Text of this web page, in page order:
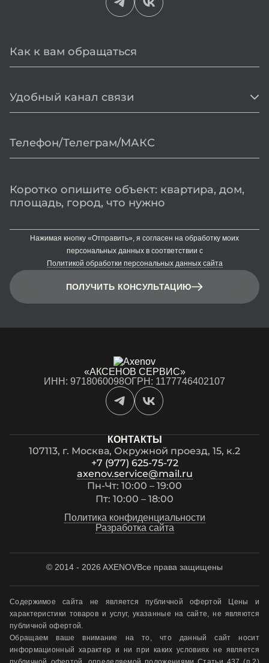
Удобный канал связи
ПОЛУЧИТЬ КОНСУЛЬТАЦИЮ
Нажимая кнопку «Отправить», я согласен на обработку моих
персональных данных в соответствии с
Политикой обработки персональных данных сайта
«АКСЕНОВ СЕРВИС»
ИНН: 9718060098ОГРН: 1177746402107
КОНТАКТЫ
107113, г. Москва, Окружной проезд, 15, к.2
+7 (977) 625-75-72
axenov.service@mail.ru
Пн-Чт: 10:00 – 19:00
Пт: 10:00 – 18:00
Политика конфиденциальности
Разработка сайта
© 2014 - 2026 AXENOVВсе права защищены
Содержимое сайта не является публичной офертой Цены и
характеристики товаров и услуг, указанные на сайте, не являются
публичной офертой.
Обращаем ваше внимание на то, что данный сайт носит
информационный характер и ни при каких условиях не является